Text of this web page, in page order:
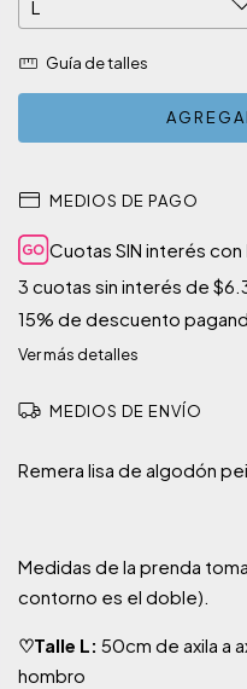
Guía de talles
MEDIOS DE PAGO
Cuotas SIN interés con
3 cuotas sin interés de
15% de descuento
Ver más detalles
MEDIOS DE ENVÍO
Remera lisa de algodón
Medidas de la prenda
contorno es el doble).
♡Talle L: 50cm de axila a
hombro